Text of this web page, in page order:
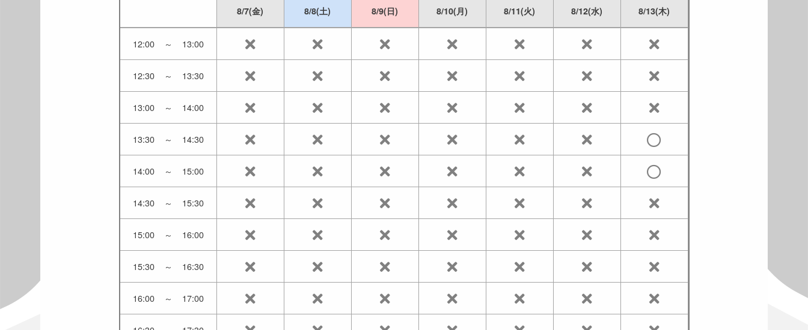
8/7(金) 8/8(土) 8/9(日) 8/10(月) 8/11(火) 8/12(水) 8/13(木)
12:00 ～ 13:00
12:30 ～ 13:30
13:00 ～ 14:00
13:30 ～ 14:30
14:00 ～ 15:00
14:30 ～ 15:30
15:00 ～ 16:00
15:30 ～ 16:30
16:00 ～ 17:00